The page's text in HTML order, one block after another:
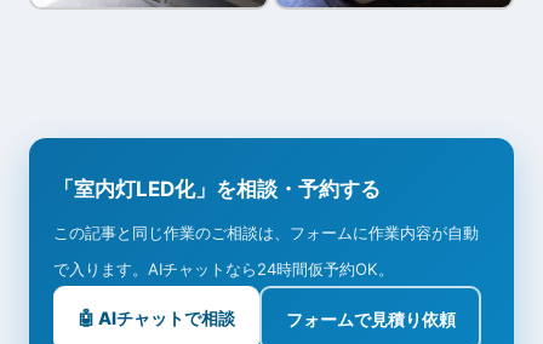
「室内灯LED化」を相談・予約する
この記事と同じ作業のご相談は、フォームに作業内容が自動
で入ります。AIチャットなら24時間仮予約OK。
🤖 AIチャットで相談 フォームで見積り依頼